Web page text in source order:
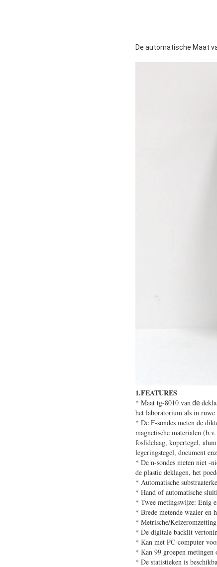
De automatische Maat
1.FEATURES
* Maat tg-8010 vande
het laboratorium als in
* De F-sondes meten de
magnetische materialen
fosfidelaag, kopertegel,
legeringstegel, document
* De n-sondes meten niet -
de plastic deklagen, het
* Automatische
* Hand of automatische
* Twee metingswijze: Enig
* Brede metende waaier en
* Metrische/
* De digitale backlit
* Kan met PC-computer
* Kan 99 groepen metingen
* De statistieken is